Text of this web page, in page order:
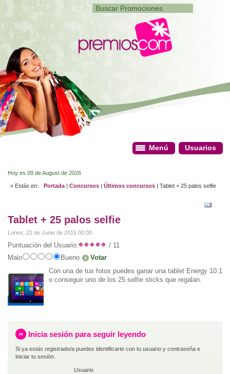
Menú
Menú Usuarios
Usuarios
Hoy es 09 de August de 2026
» Estás en: Portada | Concursos | Últimos concursos | Tablet + 25 palos selfie
Tablet + 25 palos selfie
Lunes, 22 de Junio de 2015 00:00
Puntuación del Usuario:
/ 11
Malo
Bueno
Con una de tus fotos puedes ganar una tablet Energy 10.1
o conseguir uno de los 25 selfie sticks que regalan.
Inicia sesión para seguir leyendo
Si ya estás registrado/a puedes identificarte con tu usuario y contraseña e
iniciar tu sesión.
Usuario